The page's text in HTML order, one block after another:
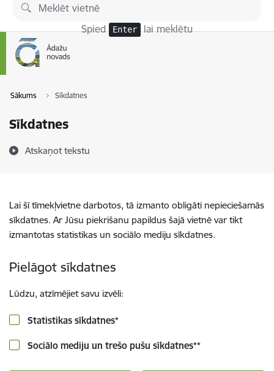
Pāriet uz lapas saturu
Spied Enter lai meklētu
Sākums Sīkdatnes
Sīkdatnes
Atskaņot tekstu
Lai šī tīmekļvietne darbotos, tā izmanto obligāti nepieciešamās
sīkdatnes. Ar Jūsu piekrišanu papildus šajā vietnē var tikt
izmantotas statistikas un sociālo mediju sīkdatnes.
Pielāgot sīkdatnes
Lūdzu, atzīmējiet savu izvēli:
Statistikas sīkdatnes*
Sociālo mediju un trešo pušu sīkdatnes**